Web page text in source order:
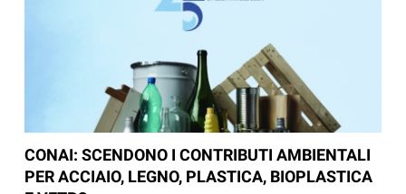
CONAI: SCENDONO I CONTRIBUTI AMBIENTALI
PER ACCIAIO, LEGNO, PLASTICA, BIOPLASTICA